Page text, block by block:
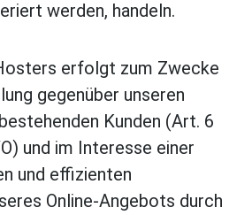
werden, handeln.
erfolgt zum Zwecke
gegenüber unseren
Kunden (Art. 6
und im Interesse einer
und effizienten
Online-Angebots durch